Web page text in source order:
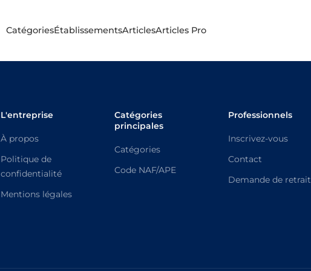
CatégoriesÉtablissementsArticlesArticles Pro
L'entreprise
À propos
Politique de
confidentialité
Mentions légales
Catégories
principales
Catégories
Code NAF/APE
Professionnels
Inscrivez-vous
Contact
Demande de retrait